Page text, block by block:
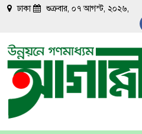
ঢাকা শুক্রবার, ০৭ আগস্ট, ২০২৬,